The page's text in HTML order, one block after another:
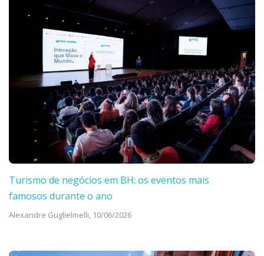
Turismo de negócios em BH: os eventos mais
famosos durante o ano
Alexandre Guglielmelli, 10/06/2026